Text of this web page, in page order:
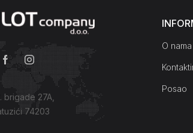
brigade 27A,
74203
O nama
Posao